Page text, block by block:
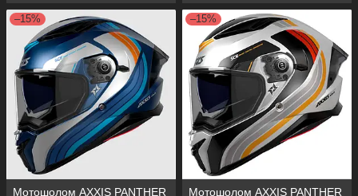
–15%
Мотошолом AXXIS PANTHER
–15%
Мотошолом AXXIS PANTHER